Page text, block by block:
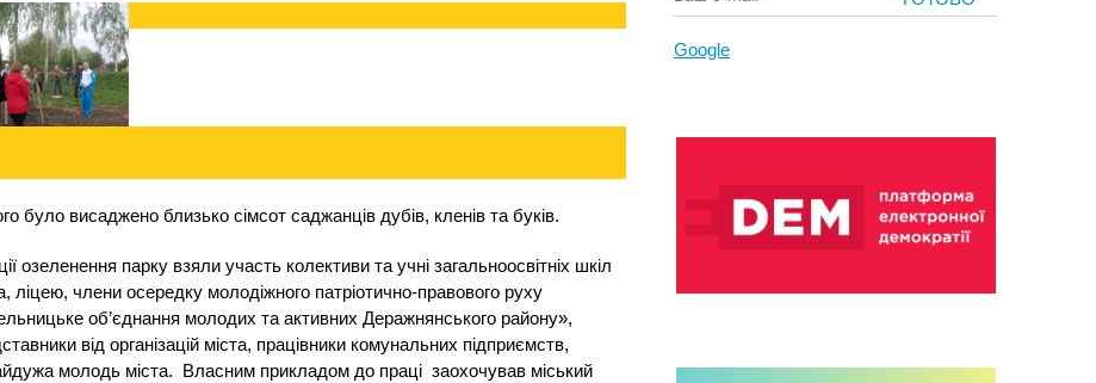
Google
було висаджено близько сімсот саджанців дубів, кленів та буків.
озеленення парку взяли участь колективи та учні загальноосвітніх шкіл
ліцею, члени осередку молодіжного патріотично-правового руху
об’єднання молодих та активних Деражнянського району»,
від організацій міста, працівники комунальних підприємств,
молодь міста. Власним прикладом до праці заохочував міський